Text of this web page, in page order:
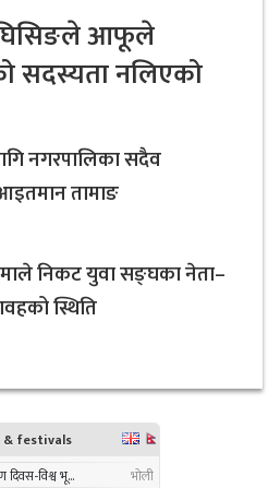
शाखाको शुभारम्भ कार्य
आवश्यकताकाे आधारमा बजेट
आइतमान तामाङ
भारतको मुम्बईमा ‘हार्मोनियम
सम्मानित
जलवायु उत्थानशील
क्षमता अभिवृद्धि कार्यक्रम
घिसिङले आफूले
सदस्यता नलिएको
नगरपालिका सदैव
तामाङ
निकट युवा सङ्घका नेता–
स्थिति